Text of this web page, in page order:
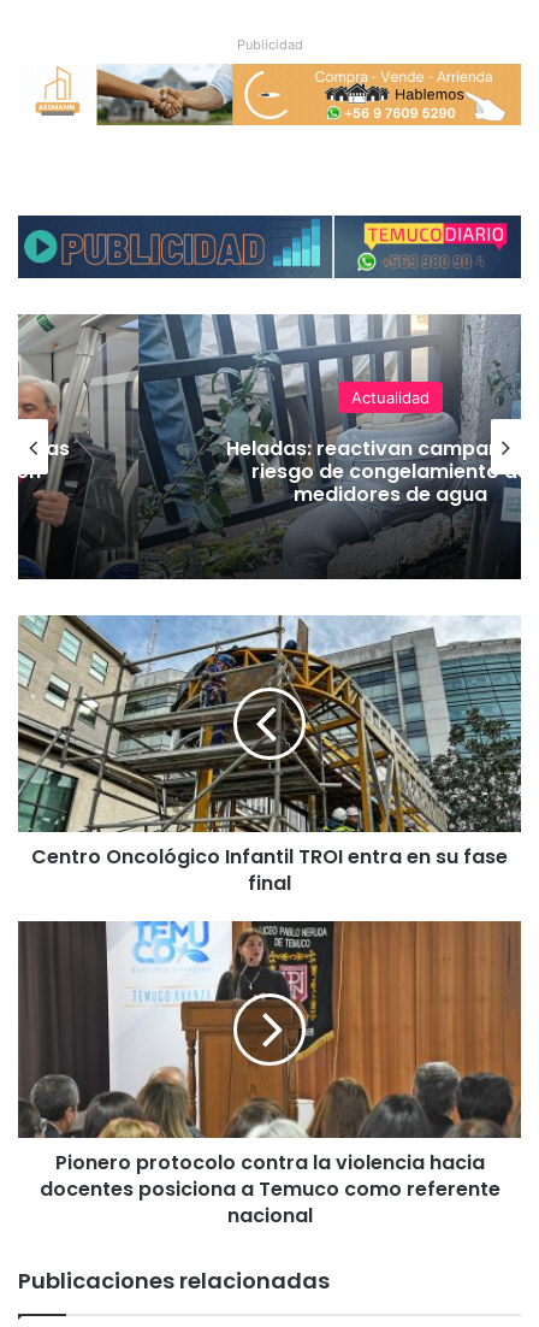
Publicidad
vías
Actualidad
Heladas: reactivan campaña
riesgo de congelamiento de
medidores de agua
C
e
n
t
r
o
O
n
c
a
n
O
I
Centro Oncológico Infantil TROI entra en su fase
final
r
l
o
Pionero protocolo contra la violencia hacia
docentes posiciona a Temuco como referente
nacional
Publicaciones relacionadas